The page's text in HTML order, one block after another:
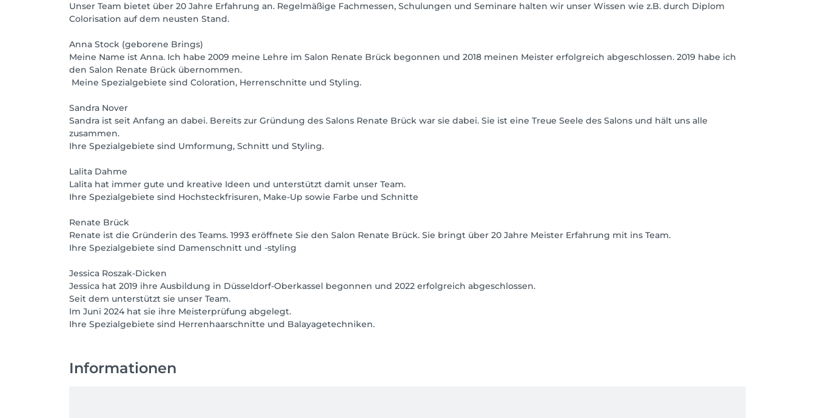
Unser Team bietet über 20 Jahre Erfahrung an. Regelmäßige Fachmessen, Schulungen und Seminare halten wir unser Wissen wie z.B. durch Diplom
Colorisation auf dem neusten Stand.
Anna Stock (geborene Brings)
Meine Name ist Anna. Ich habe 2009 meine Lehre im Salon Renate Brück begonnen und 2018 meinen Meister erfolgreich abgeschlossen. 2019 habe ich
den Salon Renate Brück übernommen.
Meine Spezialgebiete sind Coloration, Herrenschnitte und Styling.
Sandra Nover
Sandra ist seit Anfang an dabei. Bereits zur Gründung des Salons Renate Brück war sie dabei. Sie ist eine Treue Seele des Salons und hält uns alle
zusammen.
Ihre Spezialgebiete sind Umformung, Schnitt und Styling.
Lalita Dahme
Lalita hat immer gute und kreative Ideen und unterstützt damit unser Team.
Ihre Spezialgebiete sind Hochsteckfrisuren, Make-Up sowie Farbe und Schnitte
Renate Brück
Renate ist die Gründerin des Teams. 1993 eröffnete Sie den Salon Renate Brück. Sie bringt über 20 Jahre Meister Erfahrung mit ins Team.
Ihre Spezialgebiete sind Damenschnitt und -styling
Jessica Roszak-Dicken
Jessica hat 2019 ihre Ausbildung in Düsseldorf-Oberkassel begonnen und 2022 erfolgreich abgeschlossen.
Seit dem unterstützt sie unser Team.
Im Juni 2024 hat sie ihre Meisterprüfung abgelegt.
Ihre Spezialgebiete sind Herrenhaarschnitte und Balayagetechniken.
Informationen